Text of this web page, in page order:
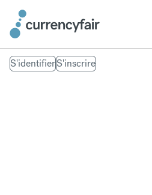
S'identifierS'inscrire